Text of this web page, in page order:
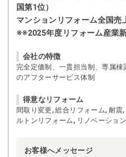
国第1位）
マンションリフォーム全国売
※※2025年度リフォーム産業
会社の特徴
完全定価制、一貫担当制、専属
のアフターサービス体制
得意なリフォーム
間取り変更, 総合リフォーム, 耐震
ルトンリフォーム, リノベーション
お客様へメッセージ